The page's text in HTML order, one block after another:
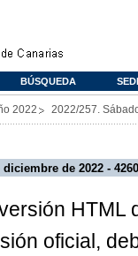
BÚSQUEDA
2022 2022/257.
diciembre de 2022 - 4260
HTML
oficial,